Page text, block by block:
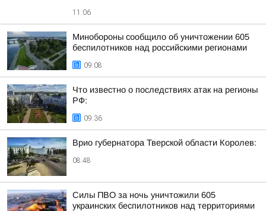
11:06
Минобороны сообщило об уничтожении 605
беспилотников над российскими регионами
09:08
Что известно о последствиях атак на регионы
РФ:
09:36
Врио губернатора Тверской области Королев:
08:48
Силы ПВО за ночь уничтожили 605
украинских беспилотников над территориями